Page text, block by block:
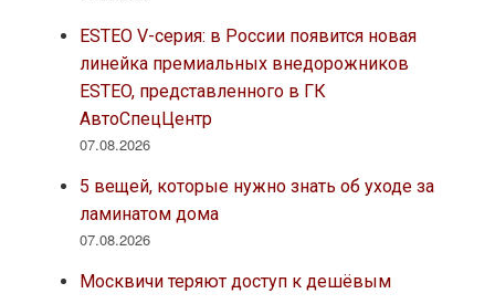
ESTEO V-серия: в России появится новая
линейка премиальных внедорожников
ESTEO, представленного в ГК
АвтоСпецЦентр
07.08.2026
5 вещей, которые нужно знать об уходе за
ламинатом дома
07.08.2026
Москвичи теряют доступ к дешёвым